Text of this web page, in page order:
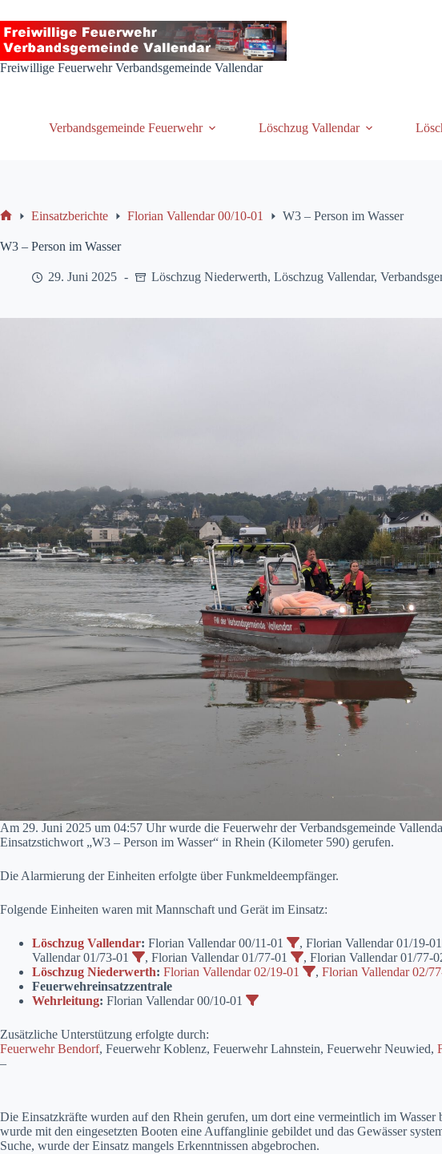
Inhalt
springen
Freiwillige Feuerwehr Verbandsgemeinde Vallendar
Verbandsgemeinde Feuerwehr Löschzug Vallendar
Einsatzberichte Florian Vallendar 00/10-01 W3 – Person im Wasser
W3 – Person im Wasser
29. Juni 2025 Löschzug Niederwerth, Löschzug Vallendar,
Am 29. Juni 2025 um 04:57 Uhr wurde die Feuerwehr der Verbandsgemeinde
Einsatzstichwort „W3 – Person im Wasser“ in Rhein (Kilometer 590) gerufen.
Die Alarmierung der Einheiten erfolgte über Funkmeldeempfänger.
Folgende Einheiten waren mit Mannschaft und Gerät im Einsatz:
Löschzug Vallendar: Florian Vallendar 00/11-01 , Florian Vallendar 01/19-01
Vallendar 01/73-01
, Florian Vallendar 01/77-01 , Florian Vallendar 01/77-
Löschzug Niederwerth: Florian Vallendar 02/19-01 , Florian Vallendar 02/
Feuerwehreinsatzzentrale
Wehrleitung: Florian Vallendar 00/10-01
Zusätzliche Unterstützung erfolgte durch:
Feuerwehr Bendorf, Feuerwehr Koblenz, Feuerwehr Lahnstein, Feuerwehr Neuwied,
–
Die Einsatzkräfte wurden auf den Rhein gerufen, um dort eine vermeintlich im Wasser
wurde mit den eingesetzten Booten eine Auffanglinie gebildet und das Gewässer
Suche, wurde der Einsatz mangels Erkenntnissen abgebrochen.